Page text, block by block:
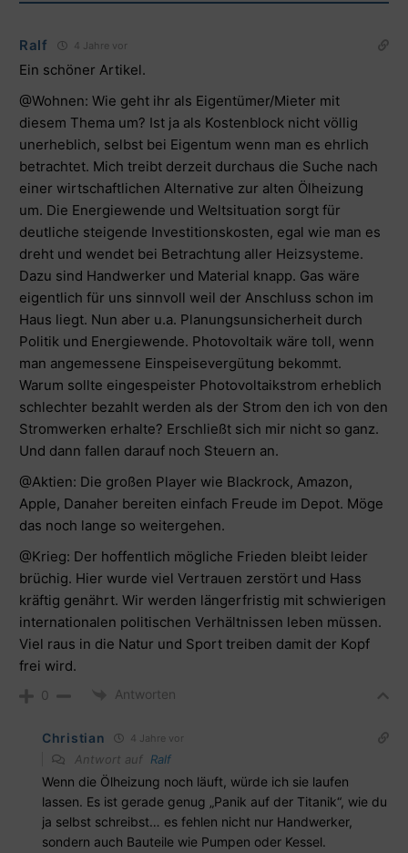
Ralf 4 Jahre vor
Ein schöner Artikel.
@Wohnen: Wie geht ihr als Eigentümer/Mieter mit
diesem Thema um? Ist ja als Kostenblock nicht völlig
unerheblich, selbst bei Eigentum wenn man es ehrlich
betrachtet. Mich treibt derzeit durchaus die Suche nach
einer wirtschaftlichen Alternative zur alten Ölheizung
um. Die Energiewende und Weltsituation sorgt für
deutliche steigende Investitionskosten, egal wie man es
dreht und wendet bei Betrachtung aller Heizsysteme.
Dazu sind Handwerker und Material knapp. Gas wäre
eigentlich für uns sinnvoll weil der Anschluss schon im
Haus liegt. Nun aber u.a. Planungsunsicherheit durch
Politik und Energiewende. Photovoltaik wäre toll, wenn
man angemessene Einspeisevergütung bekommt.
Warum sollte eingespeister Photovoltaikstrom erheblich
schlechter bezahlt werden als der Strom den ich von den
Stromwerken erhalte? Erschließt sich mir nicht so ganz.
Und dann fallen darauf noch Steuern an.
@Aktien: Die großen Player wie Blackrock, Amazon,
Apple, Danaher bereiten einfach Freude im Depot. Möge
das noch lange so weitergehen.
@Krieg: Der hoffentlich mögliche Frieden bleibt leider
brüchig. Hier wurde viel Vertrauen zerstört und Hass
kräftig genährt. Wir werden längerfristig mit schwierigen
internationalen politischen Verhältnissen leben müssen.
Viel raus in die Natur und Sport treiben damit der Kopf
frei wird.
0 Antworten
Christian 4 Jahre vor
Antwort auf Ralf
Wenn die Ölheizung noch läuft, würde ich sie laufen
lassen. Es ist gerade genug „Panik auf der Titanik“, wie du
ja selbst schreibst… es fehlen nicht nur Handwerker,
sondern auch Bauteile wie Pumpen oder Kessel.